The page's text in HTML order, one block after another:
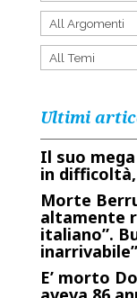
Ultimi
Il suo
in
Morte
altamente
italiano”.
inarrivabile”
E’ morto